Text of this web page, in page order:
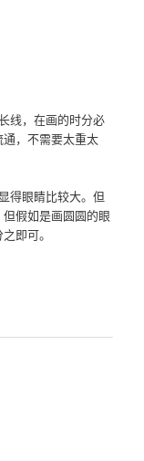
线，在画的时分必
，不需要太重太
得眼睛比较大。但
假如是画圆圆的眼
即可。